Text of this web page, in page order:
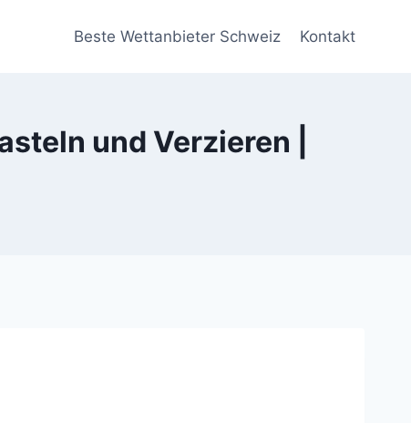
Beste Wettanbieter Schweiz Kontakt
und Verzieren |